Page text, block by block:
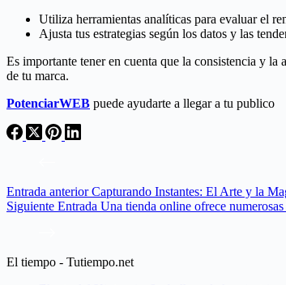
Utiliza herramientas analíticas para evaluar el
Ajusta tus estrategias según los datos y las
Es importante tener en cuenta que la consistencia y
de tu marca.
PotenciarWEB puede ayudarte a llegar a tu publico
Entrada anteriorCapturando Instantes: El Arte y la
Siguiente Entrada Una tienda online ofrece
El tiempo - Tutiempo.net